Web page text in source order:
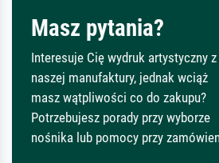
Masz pytania?
Interesuje Cię wydruk artystyczny z
naszej manufaktury, jednak wciąż
masz wątpliwości co do zakupu?
Potrzebujesz porady przy wyborze
nośnika lub pomocy przy